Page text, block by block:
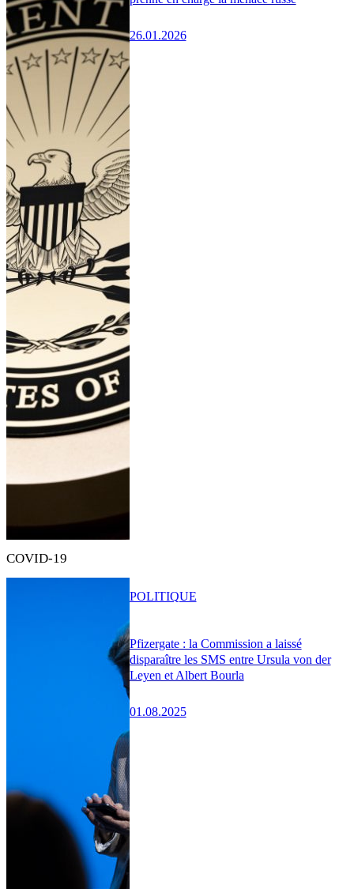
26.01.2026
COVID-19
Pfizergate : la Commission a laissé
disparaître les SMS entre Ursula von der
Leyen et Albert Bourla
01.08.2025
POLITIQUE